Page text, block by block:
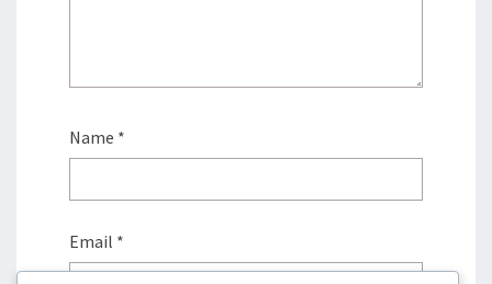
Name *
Email *